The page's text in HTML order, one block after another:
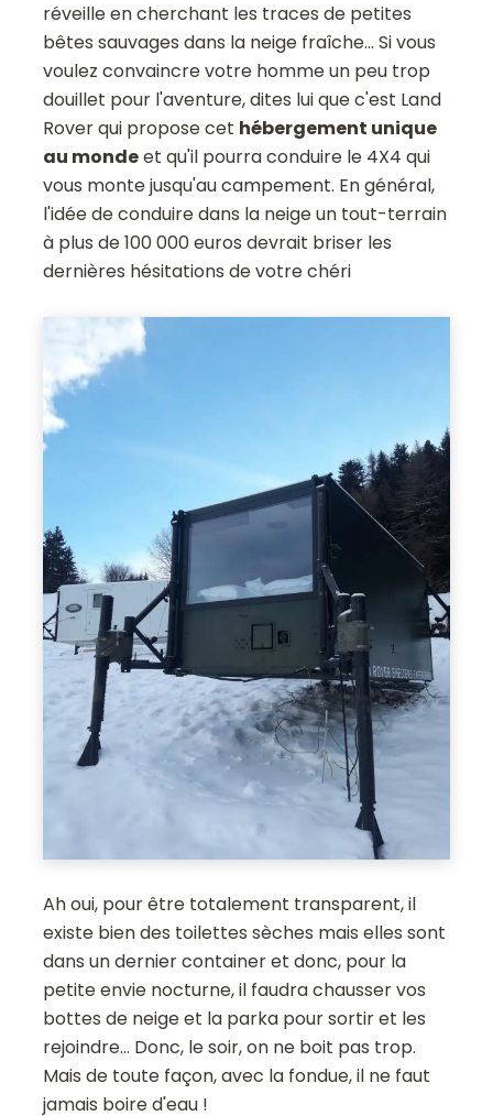
réveille en cherchant les traces de petites
bêtes sauvages dans la neige fraîche... Si vous
voulez convaincre votre homme un peu trop
douillet pour l'aventure, dites lui que c'est Land
Rover qui propose cet hébergement unique
au mondeet qu'il pourra conduire le 4X4 qui
vous monte jusqu'au campement. En général,
l'idée de conduire dans la neige un tout-terrain
à plus de 100 000 euros devrait briser les
dernières hésitations de votre chéri
Ah oui, pour être totalement transparent, il
existe bien des toilettes sèches mais elles sont
dans un dernier container et donc, pour la
petite envie nocturne, il faudra chausser vos
bottes de neige et la parka pour sortir et les
rejoindre... Donc, le soir, on ne boit pas trop.
Mais de toute façon, avec la fondue, il ne faut
jamais boire d'eau !